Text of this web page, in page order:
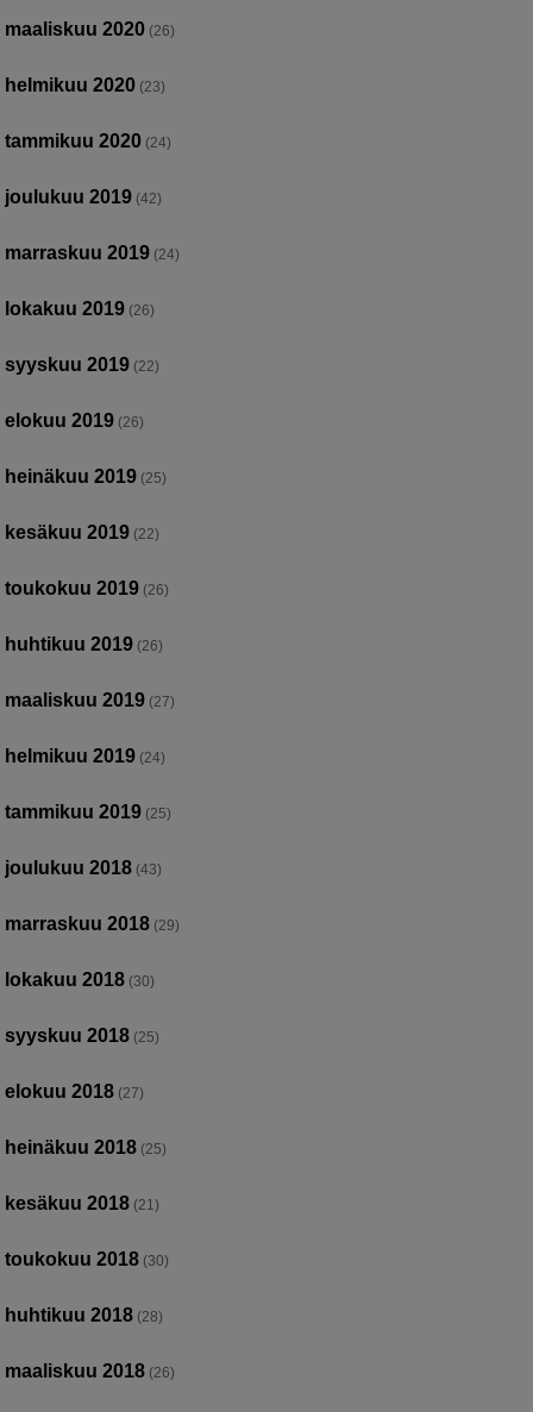
maaliskuu 2020 (26)
helmikuu 2020 (23)
tammikuu 2020 (24)
joulukuu 2019 (42)
marraskuu 2019 (24)
lokakuu 2019 (26)
syyskuu 2019 (22)
elokuu 2019 (26)
heinäkuu 2019 (25)
kesäkuu 2019 (22)
toukokuu 2019 (26)
huhtikuu 2019 (26)
maaliskuu 2019 (27)
helmikuu 2019 (24)
tammikuu 2019 (25)
joulukuu 2018 (43)
marraskuu 2018 (29)
lokakuu 2018 (30)
syyskuu 2018 (25)
elokuu 2018 (27)
heinäkuu 2018 (25)
kesäkuu 2018 (21)
toukokuu 2018 (30)
huhtikuu 2018 (28)
maaliskuu 2018 (26)